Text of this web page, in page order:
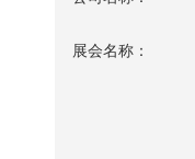
展会名称：